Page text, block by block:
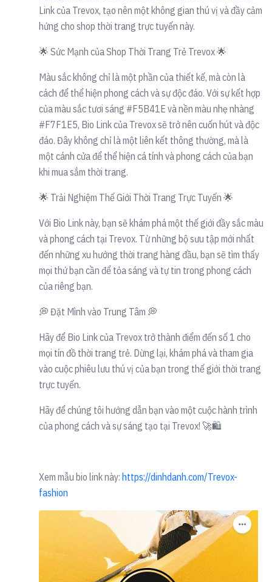
Link của Trevox, tạo nên một không gian thú vị và đầy cảm
hứng cho shop thời trang trực tuyến này.
🌟 Sức Mạnh của Shop Thời Trang Trẻ Trevox 🌟
Màu sắc không chỉ là một phần của thiết kế, mà còn là
cách để thể hiện phong cách và sự độc đáo. Với sự kết hợp
của màu sắc tươi sáng #F5B41E và nền màu nhẹ nhàng
#F7F1E5, Bio Link của Trevox sẽ trở nên cuốn hút và độc
đáo. Đây không chỉ là một liên kết thông thường, mà là
một cánh cửa để thể hiện cá tính và phong cách của bạn
khi mua sắm thời trang.
🌟 Trải Nghiệm Thế Giới Thời Trang Trực Tuyến 🌟
Với Bio Link này, bạn sẽ khám phá một thế giới đầy sắc màu
và phong cách tại Trevox. Từ những bộ sưu tập mới nhất
đến những xu hướng thời trang hàng đầu, bạn sẽ tìm thấy
mọi thứ bạn cần để tỏa sáng và tự tin trong phong cách
của riêng bạn.
💭 Đặt Mình vào Trung Tâm 💭
Hãy để Bio Link của Trevox trở thành điểm đến số 1 cho
mọi tín đồ thời trang trẻ. Dừng lại, khám phá và tham gia
vào cuộc phiêu lưu thú vị của bạn trong thế giới thời trang
trực tuyến.
Hãy để chúng tôi hướng dẫn bạn vào một cuộc hành trình
của phong cách và sự sáng tạo tại Trevox! 🚀🛍️
Xem mẫu bio link này: https://dinhdanh.com/Trevox-
fashion